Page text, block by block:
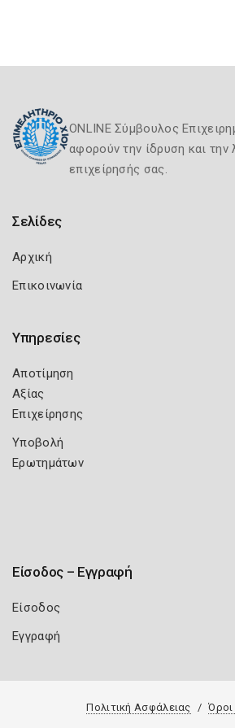
ONLINE Σύμβουλος
αφορούν την ίδρυση και την
επιχείρησής σας.
Σελίδες
Αρχική
Επικοινωνία
Υπηρεσίες
Αποτίμηση
Αξίας
Επιχείρησης
Υποβολή
Ερωτημάτων
Είσοδος – Εγγραφή
Είσοδος
Εγγραφή
Πολιτική Ασφάλειας